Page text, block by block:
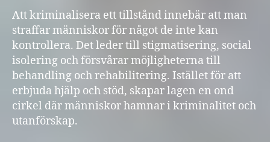
Att kriminalisera ett tillstånd innebär att man
straffar människor för något de inte kan
kontrollera. Det leder till stigmatisering, social
isolering och försvårar möjligheterna till
behandling och rehabilitering. Istället för att
erbjuda hjälp och stöd, skapar lagen en ond
cirkel där människor hamnar i kriminalitet och
utanförskap.